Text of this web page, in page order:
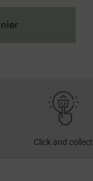
Click and collect